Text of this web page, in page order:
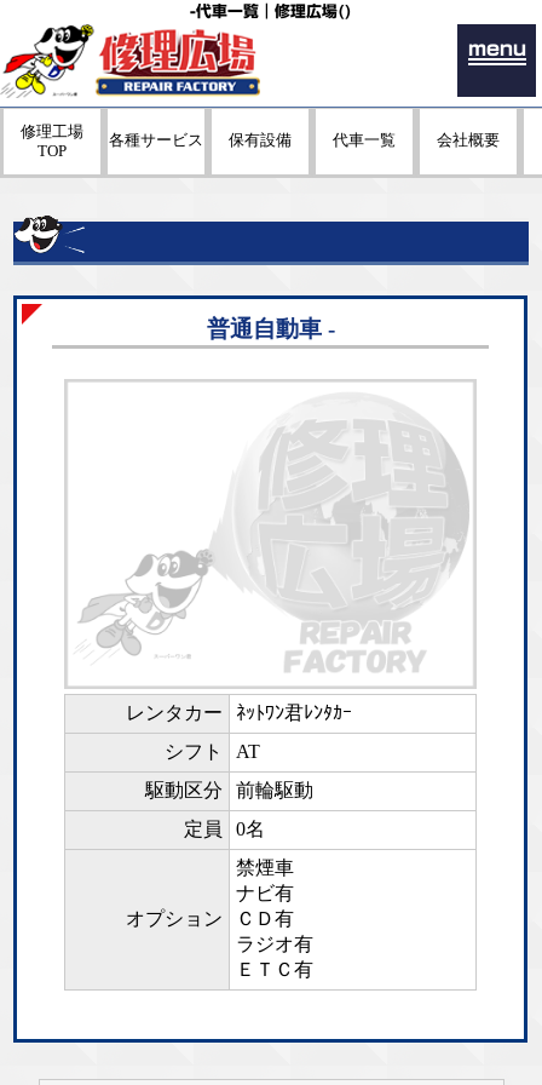
-代車一覧｜修理広場()
menu
修理工場
TOP
各種サービス 保有設備 代車一覧 会社概要
普通自動車 -
レンタカー
ﾈｯﾄﾜﾝ君ﾚﾝﾀｶｰ
シフト
AT
駆動区分
前輪駆動
定員
0名
オプション
禁煙車
ナビ有
ＣＤ有
ラジオ有
ＥＴＣ有